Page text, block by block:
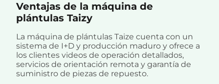
Ventajas de la máquina de
plántulas Taizy
La máquina de plántulas Taize cuenta con un
sistema de I+D y producción maduro y ofrece a
los clientes videos de operación detallados,
servicios de orientación remota y garantía de
suministro de piezas de repuesto.